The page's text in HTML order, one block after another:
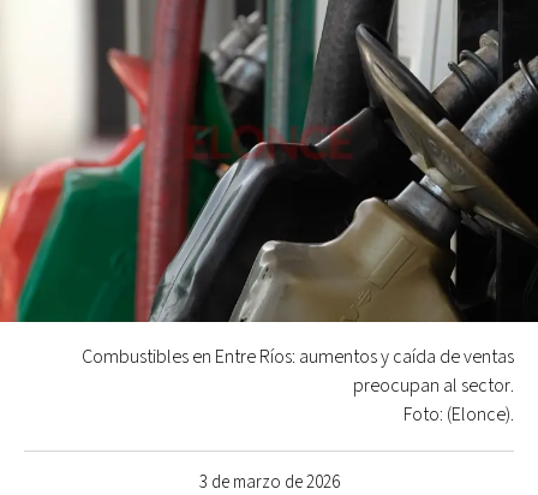
3 de marzo de 2026
Combustibles en Entre Ríos: aumentos y caída de ventas
preocupan al sector.
Foto: (Elonce).